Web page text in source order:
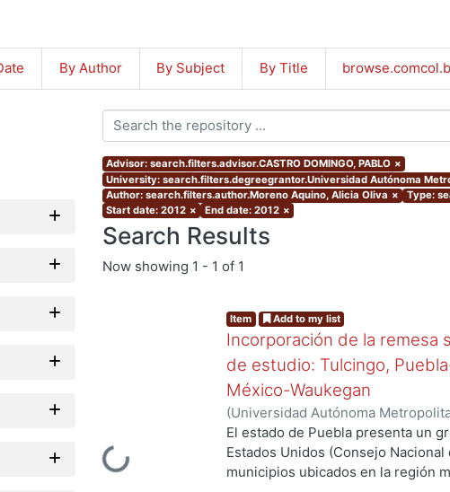
By Author By Subject By Title
Advisor: search.filters.advisor.CASTRO DOMINGO, PABLO ×
University: search.filters.degreegrantor.Universidad Autónoma
Author: search.filters.author.Moreno Aquino, Alicia Oliva × Type:
Start date: 2012 × End date: 2012 ×
Search Results
Now showing 1 - 1 of 1
Loading...
Item Add to my list
Incorporación de la remesa
de estudio: Tulcingo,
México-Waukegan
(Universidad Autónoma
de Servicios de Información.,
El estado de Puebla presenta un
Estados Unidos (Consejo
municipios ubicados en la región